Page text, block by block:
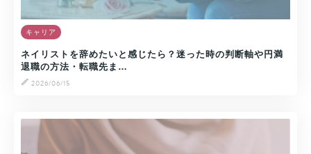
キャリア
ネイリストを辞めたいと感じたら？迷った時の判断軸や円満
退職の方法・転職先ま…
2026/06/15